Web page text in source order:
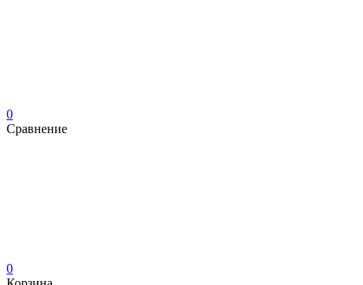
0
Сравнение
0